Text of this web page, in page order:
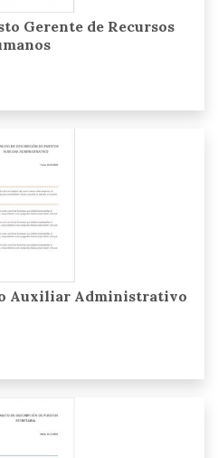
Gerente de Recursos
Auxiliar Administrativo